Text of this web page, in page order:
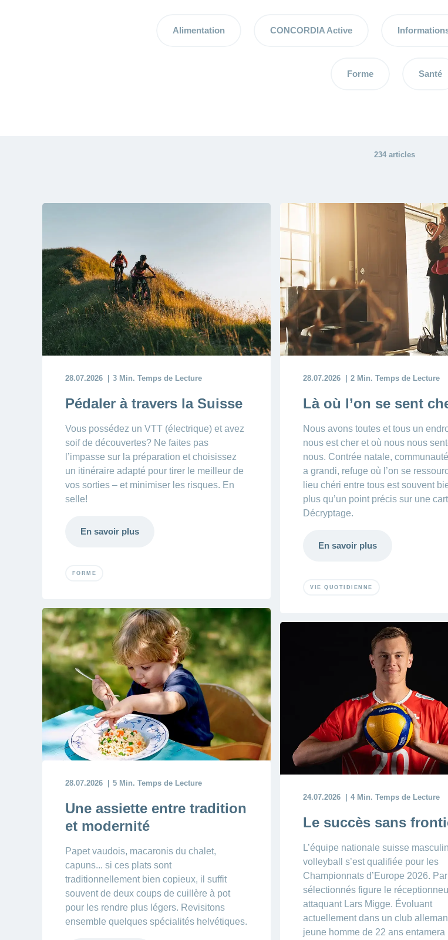
Alimentation CONCORDIA Active
Forme Santé
234 articles
28.07.2026 3 Min. Temps de Lecture
Pédaler à travers la Suisse
Vous possédez un VTT (électrique) et avez
soif de découvertes? Ne faites pas
l’impasse sur la préparation et choisissez
un itinéraire adapté pour tirer le meilleur de
vos sorties – et minimiser les risques. En
selle!
En savoir plus
FORME
28.07.2026 2 Min. Temps de Lecture
Là où l’on se sent
Nous avons toutes et tous un
nous est cher et où nous nous
nous. Contrée natale,
a grandi, refuge où l’on se
lieu chéri entre tous est souvent
plus qu’un point précis sur une
Décryptage.
En savoir plus
VIE QUOTIDIENNE
28.07.2026 5 Min. Temps de Lecture
Une assiette entre tradition
et modernité
Papet vaudois, macaronis du chalet,
capuns... si ces plats sont
traditionnellement bien copieux, il suffit
souvent de deux coups de cuillère à pot
pour les rendre plus légers. Revisitons
ensemble quelques spécialités helvétiques.
24.07.2026 4 Min. Temps de Lecture
Le succès sans
L’équipe nationale suisse
volleyball s’est qualifiée pour les
Championnats d’Europe 2026.
sélectionnés figure le
attaquant Lars Migge. Évoluant
actuellement dans un club
jeune homme de 22 ans entamera